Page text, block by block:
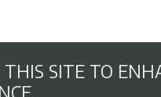
SITE TO